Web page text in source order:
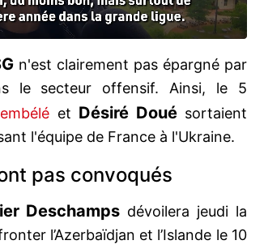
n'est clairement pas épargné par
le secteur offensif. Ainsi, le 5
et Désiré Douésortaient
l'équipe de France à l'Ukraine.
pas convoqués
Deschamps dévoilera jeudi la
l’Azerbaïdjan et l’Islande le 10